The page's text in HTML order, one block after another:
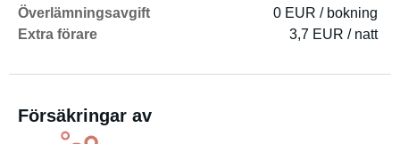
Överlämningsavgift
0 EUR / bokning
Extra förare
3,7 EUR / natt
Försäkringar av